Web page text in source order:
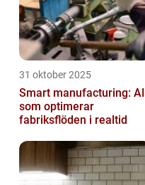
31 oktober 2025
Smart manufacturing: AI
som optimerar
fabriksflöden i realtid